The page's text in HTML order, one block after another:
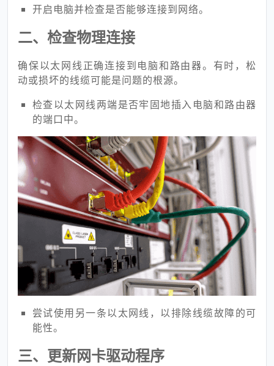
开启电脑并检查是否能够连接到网络。
二、检查物理连接
确保以太网线正确连接到电脑和路由器。有时，松
动或损坏的线缆可能是问题的根源。
检查以太网线两端是否牢固地插入电脑和路由器
的端口中。
尝试使用另一条以太网线，以排除线缆故障的可
能性。
三、更新网卡驱动程序